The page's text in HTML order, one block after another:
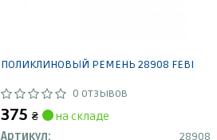
ПОЛИКЛИНОВЫЙ РЕМЕНЬ 28908 FEBI
0 отзывов
375 ₴
на складе
Артикул:
28908